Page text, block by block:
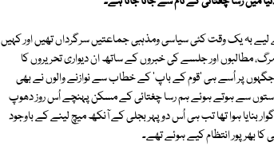
بہ یک وقت کئی سیاسی ومذہبی جماعتیں سرگرداں تھیں اور کہیں
مطالبوں اور جلسے کی خبروں کے ساتھ ان دیواری تحریروں کا
پر اُسے ہی 'قوم کے باپ' کے خطاب سے نوازنے والوں نے بھی
سے ہوتے ہوئے ہم رسا چغتائی کے مسکن پہنچے اُس روز دھوپ
ہوا تھا تب ہی اُس دوپہر بجلی کے آنکھ میچ لینے کے باوجود
بھرپور انتظام کیے ہوئے تھے۔